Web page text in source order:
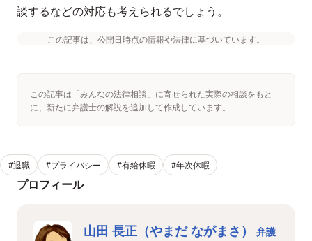
談するなどの対応も考えられるでしょう。
この記事は、公開日時点の情報や法律に基づいています。
この記事は「みんなの法律相談 」に寄せられた実際の相談をもと
に、新たに弁護士の解説を追加して作成しています。
#退職 #プライバシー #有給休暇 #年次休暇
プロフィール
山田 長正（やまだ ながまさ）
弁護